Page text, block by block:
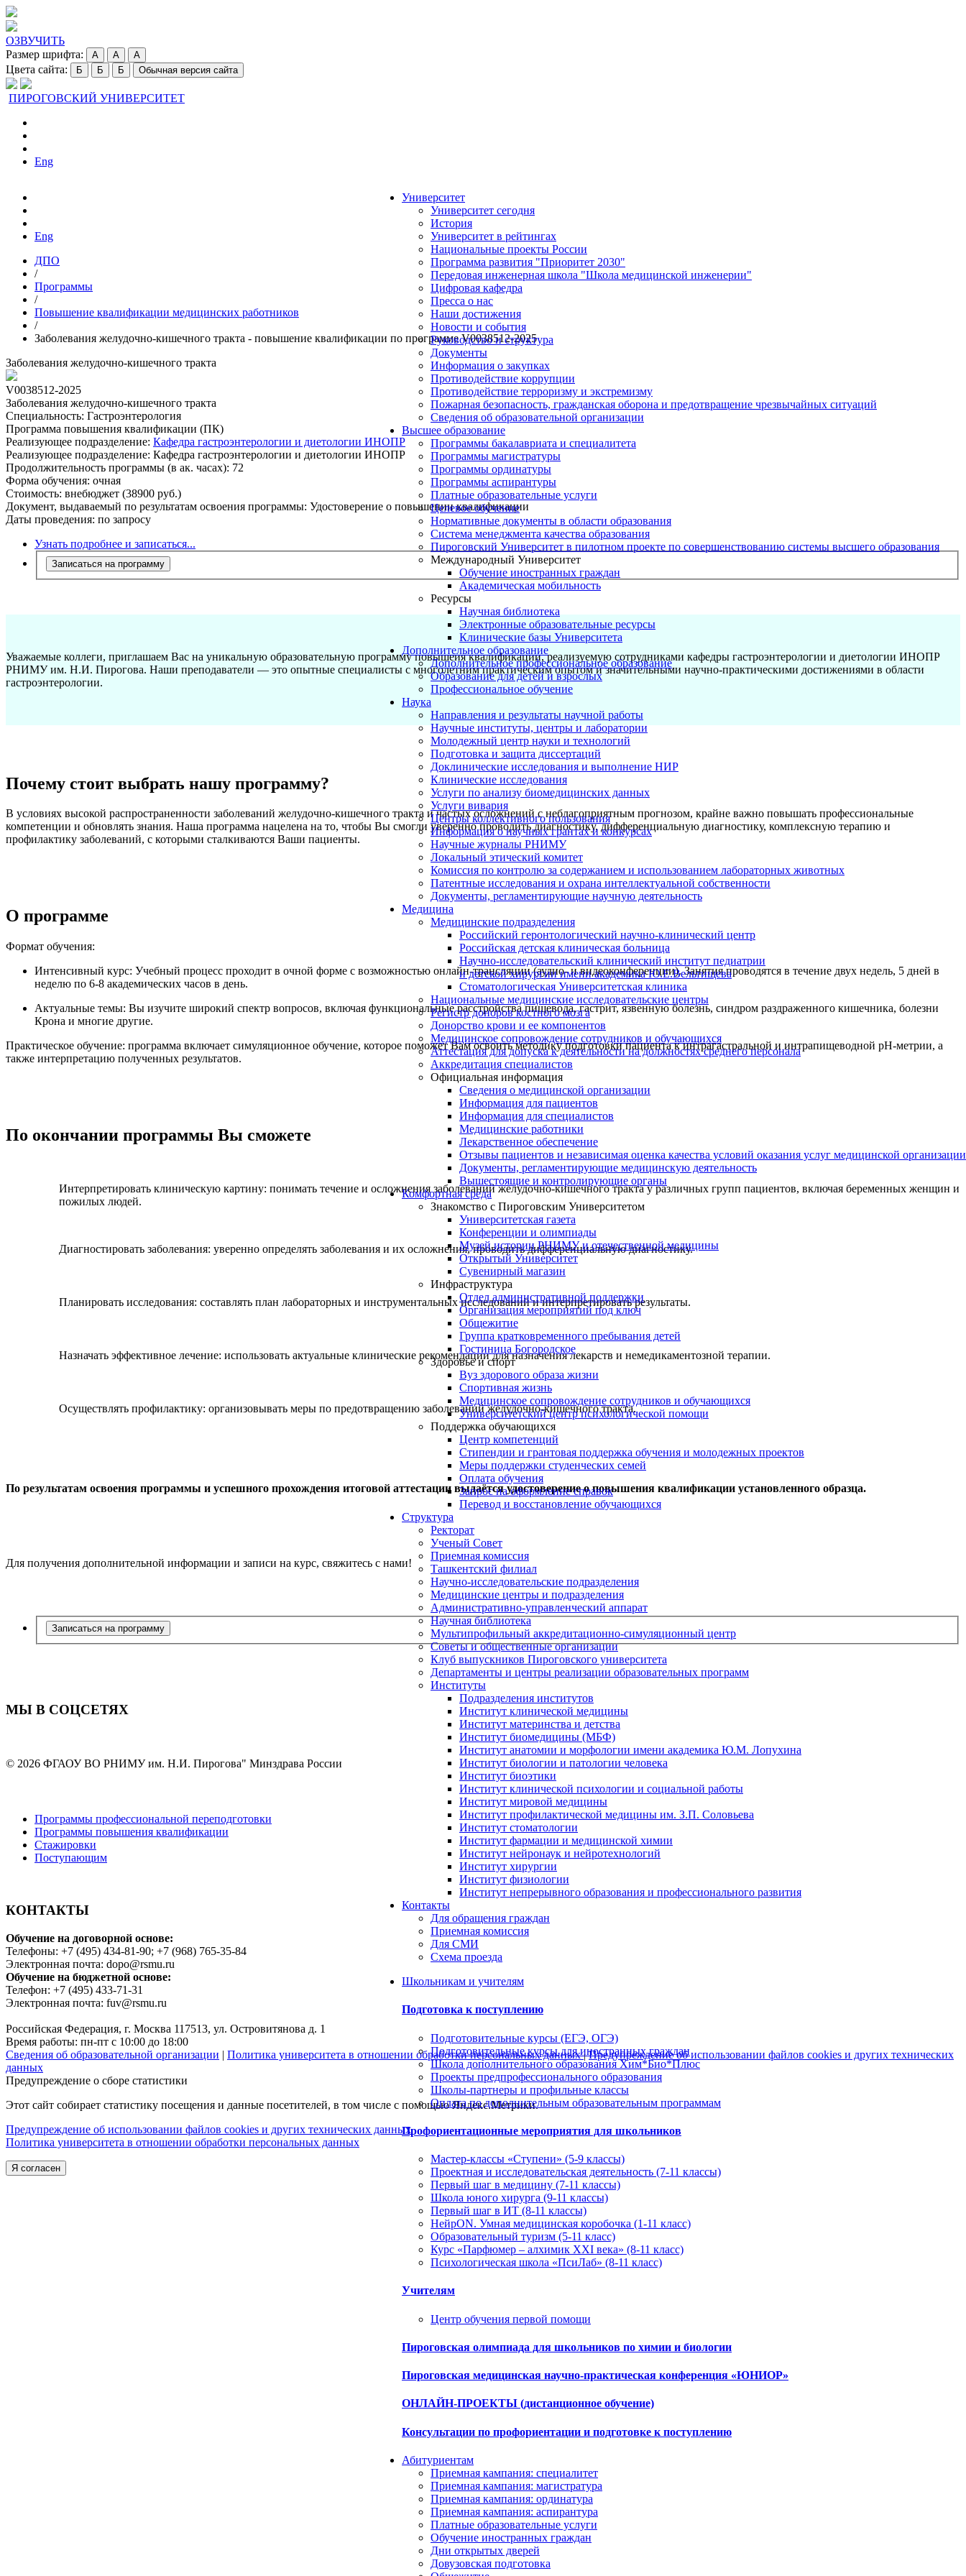
ОЗВУЧИТЬ
Размер шрифта:
A A A
Цвета сайта: Б Б Б Обычная версия сайта
ПИРОГОВСКИЙ УНИВЕРСИТЕТ
Eng
Университет
Университет сегодня
История
Университет в рейтингах
Национальные проекты России
Программа развития "Приоритет 2030"
Передовая инженерная школа "Школа медицинской инженерии"
Цифровая кафедра
Пресса о нас
Наши достижения
Новости и события
Руководство и структура
Документы
Информация о закупках
Противодействие коррупции
Противодействие терроризму и экстремизму
Пожарная безопасность, гражданская оборона и предотвращение чрезвычайных ситуаций
Сведения об образовательной организации
Высшее образование
Программы бакалавриата и специалитета
Программы магистратуры
Программы ординатуры
Программы аспирантуры
Платные образовательные услуги
Целевое обучение
Нормативные документы в области образования
Система менеджмента качества образования
Пироговский Университет в пилотном проекте по совершенствованию системы высшего образования
Международный Университет
Обучение иностранных граждан
Академическая мобильность
Ресурсы
Научная библиотека
Электронные образовательные ресурсы
Клинические базы Университета
Дополнительное образование
Дополнительное профессиональное образование
Образование для детей и взрослых
Профессиональное обучение
Наука
Направления и результаты научной работы
Научные институты, центры и лаборатории
Молодежный центр науки и технологий
Подготовка и защита диссертаций
Доклинические исследования и выполнение НИР
Клинические исследования
Услуги по анализу биомедицинских данных
Услуги вивария
Центры коллективного пользования
Информация о научных грантах и конкурсах
Научные журналы РНИМУ
Локальный этический комитет
Комиссия по контролю за содержанием и использованием лабораторных животных
Патентные исследования и охрана интеллектуальной собственности
Документы, регламентирующие научную деятельность
Медицина
Медицинские подразделения
Российский геронтологический научно-клинический центр
Российская детская клиническая больница
Научно-исследовательский клинический институт педиатрии
и детской хирургии имени академика Ю.Е.Вельтищева
Стоматологическая Университетская клиника
Национальные медицинские исследовательские центры
Регистр доноров костного мозга
Донорство крови и ее компонентов
Медицинское сопровождение сотрудников и обучающихся
Аттестация для допуска к деятельности на должностях среднего персонала
Аккредитация специалистов
Официальная информация
Сведения о медицинской организации
Информация для пациентов
Информация для специалистов
Медицинские работники
Лекарственное обеспечение
Отзывы пациентов и независимая оценка качества условий оказания услуг медицинской организации
Документы, регламентирующие медицинскую деятельность
Вышестоящие и контролирующие органы
Комфортная среда
Знакомство с Пироговским Университетом
Университетская газета
Конференции и олимпиады
Музей истории РНИМУ и отечественной медицины
Открытый Университет
Сувенирный магазин
Инфраструктура
Отдел административной поддержки
Организация мероприятий под ключ
Общежитие
Группа кратковременного пребывания детей
Гостиница Богородское
Здоровье и спорт
Вуз здорового образа жизни
Спортивная жизнь
Медицинское сопровождение сотрудников и обучающихся
Университетский центр психологической помощи
Поддержка обучающихся
Центр компетенций
Стипендии и грантовая поддержка обучения и молодежных проектов
Меры поддержки студенческих семей
Оплата обучения
Запрос на оформление справок
Перевод и восстановление обучающихся
Структура
Ректорат
Ученый Совет
Приемная комиссия
Ташкентский филиал
Научно-исследовательские подразделения
Медицинские центры и подразделения
Административно-управленческий аппарат
Научная библиотека
Мультипрофильный аккредитационно-симуляционный центр
Советы и общественные организации
Клуб выпускников Пироговского университета
Департаменты и центры реализации образовательных программ
Институты
Подразделения институтов
Институт клинической медицины
Институт материнства и детства
Институт биомедицины (МБФ)
Институт анатомии и морфологии имени академика Ю.М. Лопухина
Институт биологии и патологии человека
Институт биоэтики
Институт клинической психологии и социальной работы
Институт мировой медицины
Институт профилактической медицины им. З.П. Соловьева
Институт стоматологии
Институт фармации и медицинской химии
Институт нейронаук и нейротехнологий
Институт хирургии
Институт физиологии
Институт непрерывного образования и профессионального развития
Контакты
Для обращения граждан
Приемная комиссия
Для СМИ
Схема проезда
Школьникам и учителям
Подготовка к поступлению
Подготовительные курсы (ЕГЭ, ОГЭ)
Подготовительные курсы для иностранных граждан
Школа дополнительного образования Хим*Био*Плюс
Проекты предпрофессионального образования
Школы-партнеры и профильные классы
Оплата по дополнительным образовательным программам
Профориентационные мероприятия для школьников
Мастер-классы «Ступени» (5-9 классы)
Проектная и исследовательская деятельность (7-11 классы)
Первый шаг в медицину (7-11 классы)
Школа юного хирурга (9-11 классы)
Первый шаг в ИТ (8-11 классы)
НейрON. Умная медицинская коробочка (1-11 класс)
Образовательный туризм (5-11 класс)
Курс «Парфюмер – алхимик XXI века» (8-11 класс)
Психологическая школа «ПсиЛаб» (8-11 класс)
Учителям
Центр обучения первой помощи
Пироговская олимпиада для школьников по химии и биологии
Пироговская медицинская научно-практическая конференция «ЮНИОР»
ОНЛАЙН-ПРОЕКТЫ (дистанционное обучение)
Консультации по профориентации и подготовке к поступлению
Абитуриентам
Приемная кампания: специалитет
Приемная кампания: магистратура
Приемная кампания: ординатура
Приемная кампания: аспирантура
Платные образовательные услуги
Обучение иностранных граждан
Дни открытых дверей
Довузовская подготовка
Eng
ДПО
/
Программы
/
Повышение квалификации медицинских работников
/
Заболевания желудочно-кишечного тракта - повышение квалификации по программе V0038512-2025
Заболевания желудочно-кишечного тракта
V0038512-2025
Заболевания желудочно-кишечного тракта
Специальность: Гастроэнтерология
Программа повышения квалификации (ПК)
Реализующее подразделение: Кафедра гастроэнтерологии и диетологии ИНОПР
Реализующее подразделение: Кафедра гастроэнтерологии и диетологии ИНОПР
Продолжительность программы (в ак. часах): 72
Форма обучения: очная
Стоимость: внебюджет (38900 руб.)
Документ, выдаваемый по результатам освоения программы: Удостоверение о повышении квалификации
Даты проведения: по запросу
Узнать подробнее и записаться...
Записаться на программу
Уважаемые коллеги, приглашаем Вас на уникальную образовательную программу повышеия квалификации, реализуемую сотрудниками кафедры гастроэнтерологии и диетологии ИНОПР
РНИМУ им. Н.И. Пирогова. Наши преподаватели — это опытные специалисты с многолетним практическим опытом и значительными научно-практическими достижениями в области
гастроэнтерологии.
Почему стоит выбрать нашу программу?
В условиях высокой распространенности заболеваний желудочно-кишечного тракта и частых осложнений с неблагоприятным прогнозом, крайне важно повышать профессиональные
компетенции и обновлять знания. Наша программа нацелена на то, чтобы Вы смогли уверенно проводить диагностику, дифференциальную диагностику, комплексную терапию и
профилактику заболеваний, с которыми сталкиваются Ваши пациенты.
О программе
Формат обучения:
Интенсивный курс: Учебный процесс проходит в очной форме с возможностью онлайн-трансляции (аудио- и видеоконференции). Занятия проводятся в течение двух недель, 5 дней в
неделю по 6-8 академических часов в день.
Актуальные темы: Вы изучите широкий спектр вопросов, включая функциональные расстройства пищевода, гастрит, язвенную болезнь, синдром раздраженного кишечника, болезни
Крона и многие другие.
Практическое обучение: программа включает симуляционное обучение, которое поможет Вам освоить методику подготовки пациента к интрагастральной и интрапищеводной рН-метрии, а
также интерпретацию полученных результатов.
По окончании программы Вы сможете
Интерпретировать клиническую картину: понимать течение и осложнения заболеваний желудочно-кишечного тракта у различных групп пациентов, включая беременных женщин и
пожилых людей.
Диагностировать заболевания: уверенно определять заболевания и их осложнения, проводить дифференциальную диагностику.
Планировать исследования: составлять план лабораторных и инструментальных исследований и интерпретировать результаты.
Назначать эффективное лечение: использовать актуальные клинические рекомендации для назначения лекарств и немедикаментозной терапии.
Осуществлять профилактику: организовывать меры по предотвращению заболеваний желудочно-кишечного тракта.
По результатам освоения программы и успешного прохождения итоговой аттестации выдаётся удостоверение о повышения квалификации установленного образца.
Для получения дополнительной информации и записи на курс, свяжитесь с нами!
Записаться на программу
МЫ В СОЦСЕТЯХ
© 2026 ФГАОУ ВО РНИМУ им. Н.И. Пирогова" Минздрава России
Программы профессиональной переподготовки
Программы повышения квалификации
Стажировки
Поступающим
КОНТАКТЫ
Обучение на договорной основе:
Телефоны: +7 (495) 434-81-90; +7 (968) 765-35-84
Электронная почта: dopo@rsmu.ru
Обучение на бюджетной основе:
Телефон: +7 (495) 433-71-31
Электронная почта: fuv@rsmu.ru
Российская Федерация, г. Москва 117513, ул. Островитянова д. 1
Время работы: пн-пт с 10:00 до 18:00
Сведения об образовательной организации | Политика университета в отношении обработки персональных данных|Предупреждение об использовании файлов cookies и других технических
данных
Предупреждение о сборе статистики
Этот сайт собирает статистику посещения и данные посетителей, в том числе с помощью Яндекс.Метрики.
Предупреждение об использовании файлов cookies и других технических данных
Политика университета в отношении обработки персональных данных
Я согласен